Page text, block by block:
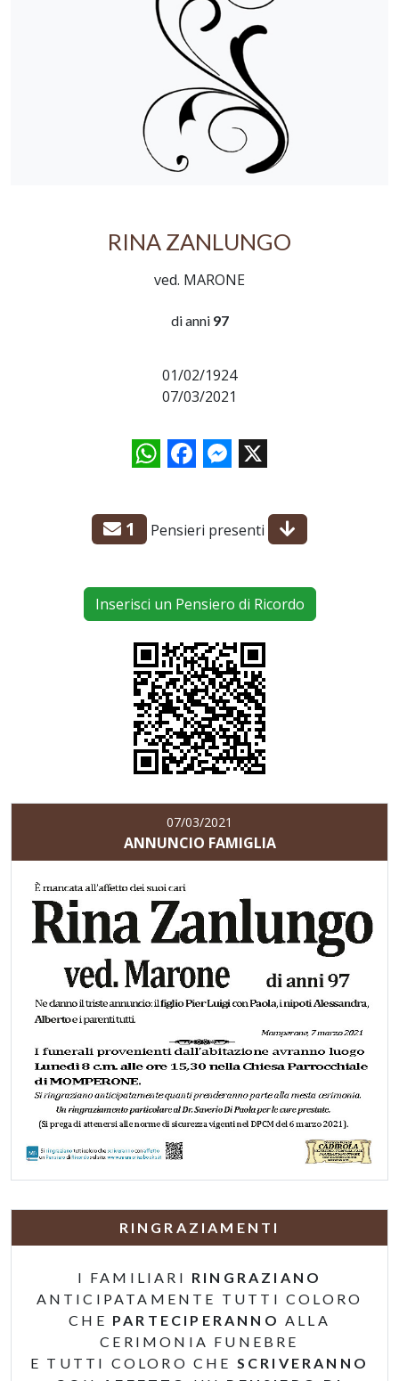
RINA ZANLUNGO
ved. MARONE
di anni 97
01/02/1924
07/03/2021
WhatsAppFacebookMessenger
X
1 Pensieri presenti
Inserisci un Pensiero di Ricordo
07/03/2021
ANNUNCIO FAMIGLIA
RINGRAZIAMENTI
I FAMILIARI RINGRAZIANO
ANTICIPATAMENTE TUTTI COLORO
CHE PARTECIPERANNO ALLA
CERIMONIA FUNEBRE
E TUTTI COLORO CHE SCRIVERANNO